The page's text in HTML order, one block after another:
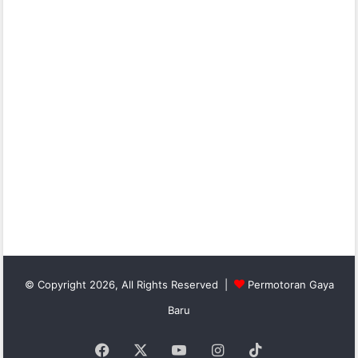
© Copyright 2026, All Rights Reserved |
Permotoran Gaya
Baru
Facebook YouTubeInstagram